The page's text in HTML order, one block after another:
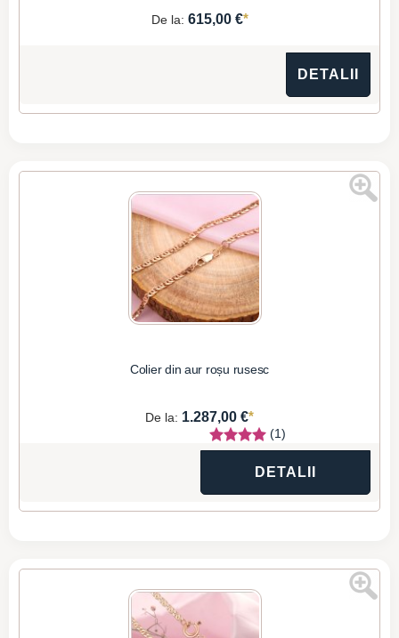
De la: 615,00 €*
DETALII
Colier din aur roșu rusesc
De la: 1.287,00 €*
(1)
DETALII